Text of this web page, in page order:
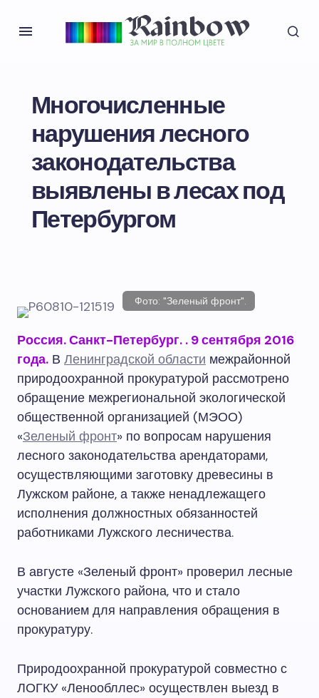
Многочисленные
нарушения лесного
законодательства
выявлены в лесах под
Петербургом
Фото: "Зеленый фронт".
Россия. Санкт-Петербург. . 9 сентября 2016
года. В Ленинградской области межрайонной
природоохранной прокуратурой рассмотрено
обращение межрегиональной экологической
общественной организацией (МЭОО)
«Зеленый фронт» по вопросам нарушения
лесного законодательства арендаторами,
осуществляющими заготовку древесины в
Лужском районе, а также ненадлежащего
исполнения должностных обязанностей
работниками Лужского лесничества.
В августе «Зеленый фронт» проверил лесные
участки Лужского района, что и стало
основанием для направления обращения в
прокуратуру.
Природоохранной прокуратурой совместно с
ЛОГКУ «Ленообллес» осуществлен выезд в